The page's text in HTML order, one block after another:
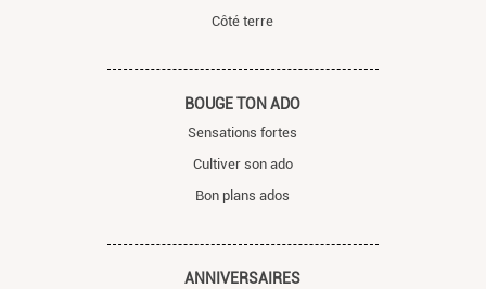
Côté terre
BOUGE TON ADO
Sensations fortes
Cultiver son ado
Bon plans ados
ANNIVERSAIRES